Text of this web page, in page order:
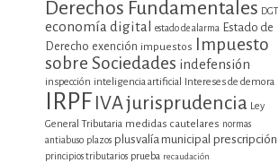
Derechos Fundamentales DGT
economía digital estado de alarma
Estado de
Derecho exención impuestos
Impuesto
sobre Sociedades indefensión
inspección inteligencia artificial Intereses de demora
IRPF IVAjurisprudencia Ley
General Tributaria medidas cautelares normas
antiabuso plazos plusvalía municipal prescripción
principios tributarios prueba recaudación